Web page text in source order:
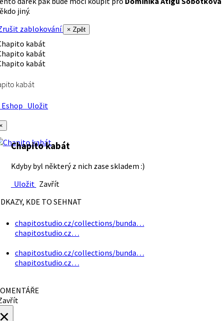
jiný.
zablokování
× Zpět
kabát
Uložit
Chapito kabát
Kdyby byl některý z nich zase skladem :)
Uložit Zavřít
KDE TO SEHNAT
chapitostudio.cz/collections/bunda…
chapitostudio.cz…
chapitostudio.cz/collections/bunda…
chapitostudio.cz…